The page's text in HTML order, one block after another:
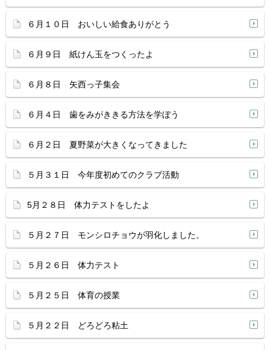
６月１０日 おいしい給食ありがとう
６月９日 紙けん玉をつくったよ
６月８日 矢西っ子集会
６月４日 歯をみがききる方法を学ぼう
６月２日 夏野菜が大きくなってきました
５月３１日 今年度初めてのクラブ活動
5月２８日 体力テストをしたよ
５月２７日 モンシロチョウが羽化しました。
５月２６日 体力テスト
５月２５日 体育の授業
５月２２日 どろどろ粘土